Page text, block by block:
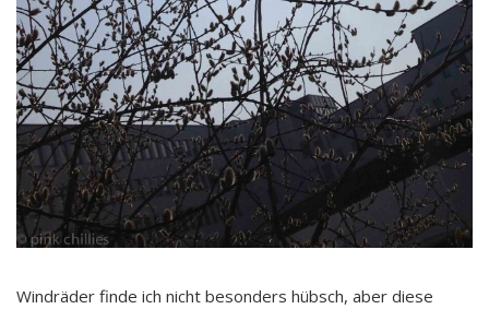
Windräder finde ich nicht besonders hübsch, aber diese